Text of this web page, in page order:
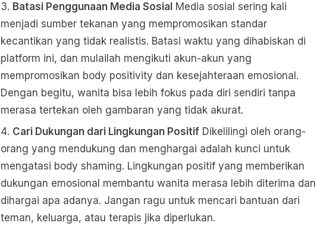
Batasi Penggunaan Media Sosial Media sosial sering kali
menjadi sumber tekanan yang mempromosikan standar
kecantikan yang tidak realistis. Batasi waktu yang dihabiskan di
platform ini, dan mulailah mengikuti akun-akun yang
mempromosikan body positivity dan kesejahteraan emosional.
Dengan begitu, wanita bisa lebih fokus pada diri sendiri tanpa
merasa tertekan oleh gambaran yang tidak akurat.
Cari Dukungan dari Lingkungan Positif Dikelilingi oleh orang-
orang yang mendukung dan menghargai adalah kunci untuk
mengatasi body shaming. Lingkungan positif yang memberikan
dukungan emosional membantu wanita merasa lebih diterima dan
dihargai apa adanya. Jangan ragu untuk mencari bantuan dari
teman, keluarga, atau terapis jika diperlukan.